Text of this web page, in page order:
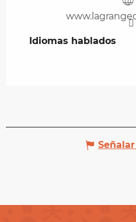
Idiomas hablados
Idiomas hablados